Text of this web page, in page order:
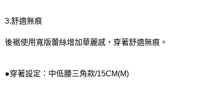
3.舒適無痕
後裾使用寬版蕾絲增加華麗感，穿著舒適無痕。
●穿著設定：中低腰三角款/15CM(M)